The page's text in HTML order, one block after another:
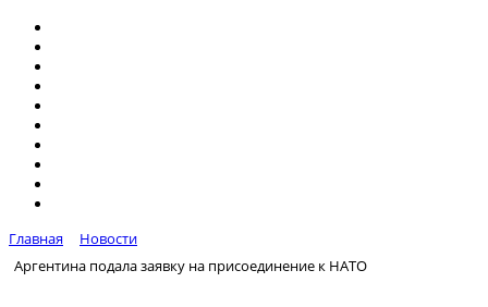
Главная
Новости
Аргентина подала заявку на присоединение к НАТО